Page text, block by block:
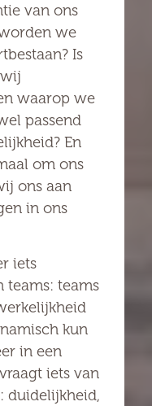
van ons
we
Is
waarop we
passend
En
om ons
ons aan
in ons
iets
teams: teams
kun
in een
iets van
duidelijkheid,